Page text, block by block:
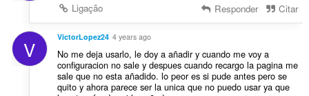
Ligação
Responder Citar
V VictorLopez24 4 years ago
No me deja usarlo, le doy a añadir y cuando me voy a
configuracion no sale y despues cuando recargo la pagina me
sale que no esta añadido. lo peor es si pude antes pero se
quito y ahora parece ser la unica que no puedo usar ya que